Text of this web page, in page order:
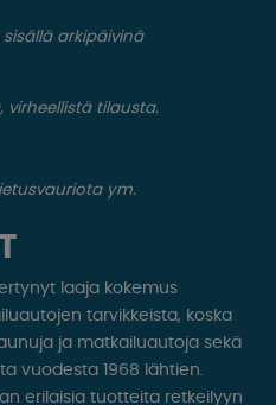
arkipäivinä
virheellistä tilausta.
ym.
laaja kokemus
tarvikkeista, koska
ja matkailuautoja sekä
vuodesta 1968 lähtien.
erilaisia ​​tuotteita retkeilyyn